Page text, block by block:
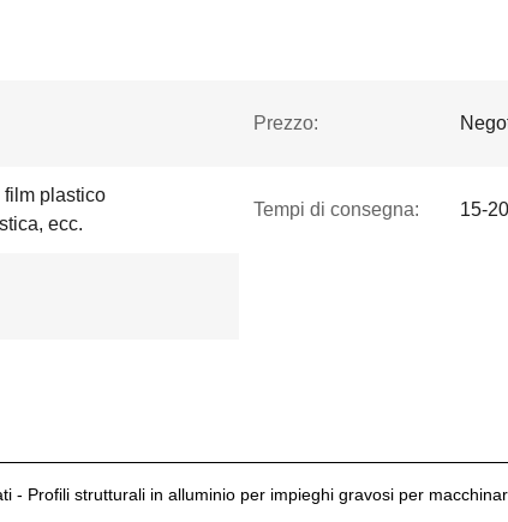
Prezzo:
film plastico
ecc.
Tempi di consegna: 15-
- Profili strutturali in alluminio per impieghi gravosi per